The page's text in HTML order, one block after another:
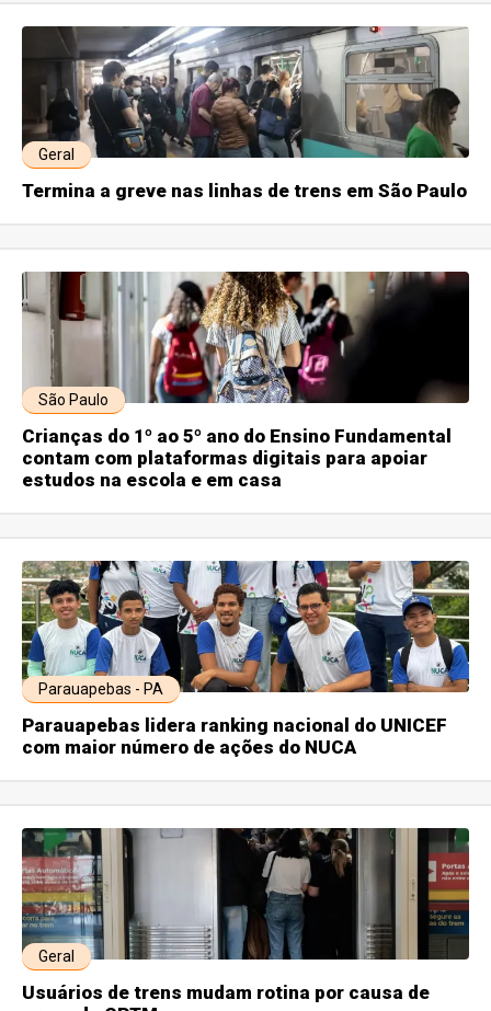
Geral
Termina a greve nas linhas de trens em São Paulo
São Paulo
Crianças do 1º ao 5º ano do Ensino Fundamental
contam com plataformas digitais para apoiar
estudos na escola e em casa
Parauapebas - PA
Parauapebas lidera ranking nacional do UNICEF
com maior número de ações do NUCA
Geral
Usuários de trens mudam rotina por causa de